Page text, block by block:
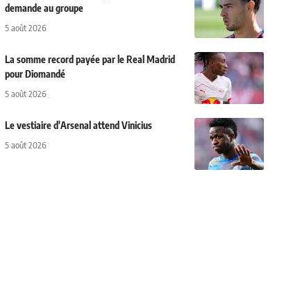
demande au groupe
5 août 2026
La somme record payée par le Real Madrid
pour Diomandé
5 août 2026
Le vestiaire d'Arsenal attend Vinicius
5 août 2026